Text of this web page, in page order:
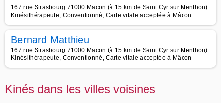
167 rue Strasbourg 71000 Macon (à 15 km de Saint Cyr sur Menthon)
Kinésithérapeute, Conventionné, Carte vitale acceptée à Mâcon
Bernard Matthieu
167 rue Strasbourg 71000 Macon (à 15 km de Saint Cyr sur Menthon)
Kinésithérapeute, Conventionné, Carte vitale acceptée à Mâcon
Kinés dans les villes voisines